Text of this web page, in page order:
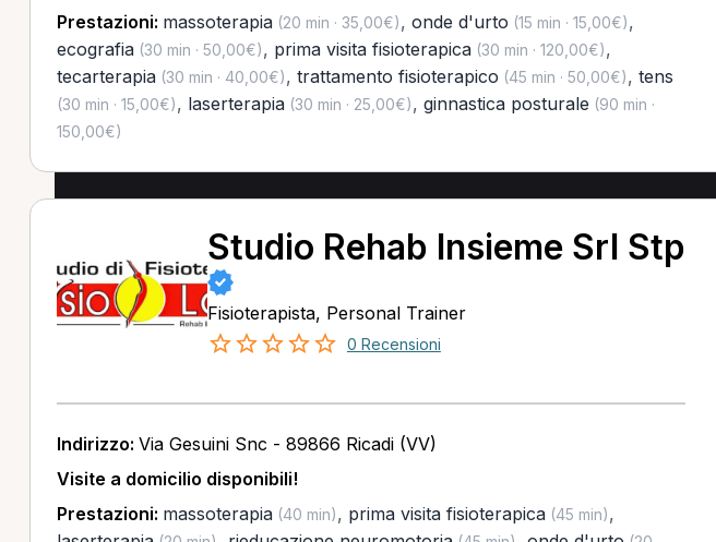
Prestazioni: massoterapia(20 min · 35,00€), onde d'urto (15 min · 15,00€),
ecografia(30 min · 50,00€), prima visita fisioterapica(30 min · 120,00€),
tecarterapia(30 min · 40,00€), trattamento fisioterapico (45 min · 50,00€), tens
(30 min · 15,00€), laserterapia(30 min · 25,00€), ginnastica posturale (90 min ·
150,00€)
Studio Rehab Insieme Srl Stp
Fisioterapista, Personal Trainer
0 Recensioni
Indirizzo: Via Gesuini Snc - 89866 Ricadi (VV)
Visite a domicilio disponibili!
Prestazioni: massoterapia(40 min), prima visita fisioterapica(45 min),